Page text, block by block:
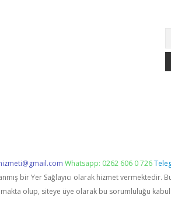
Whatsapp: 0262 606 0 726
bir Yer Sağlayıcı olarak hizmet
olup, siteye üye olarak bu sorumluluğu